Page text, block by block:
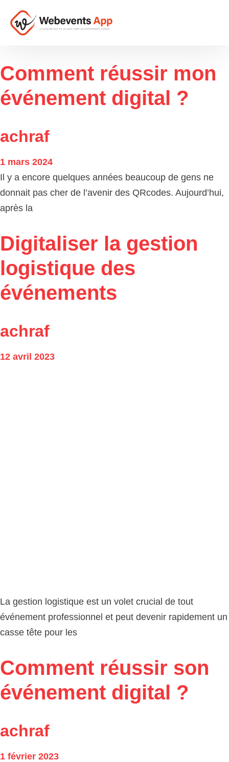
Comment réussir mon
événement digital ?
achraf
1 mars 2024
Il y a encore quelques années beaucoup de gens ne
donnait pas cher de l’avenir des QRcodes. Aujourd’hui,
après la
Digitaliser la gestion
logistique des
événements
achraf
12 avril 2023
La gestion logistique est un volet crucial de tout
événement professionnel et peut devenir rapidement un
casse tête pour les
Comment réussir son
événement digital ?
achraf
1 février 2023